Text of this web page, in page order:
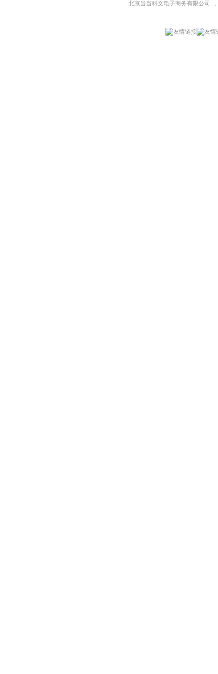
北京当当科文电子商务有限公司